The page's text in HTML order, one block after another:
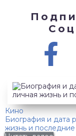
Кино
Биография и дата
жизнь и последние